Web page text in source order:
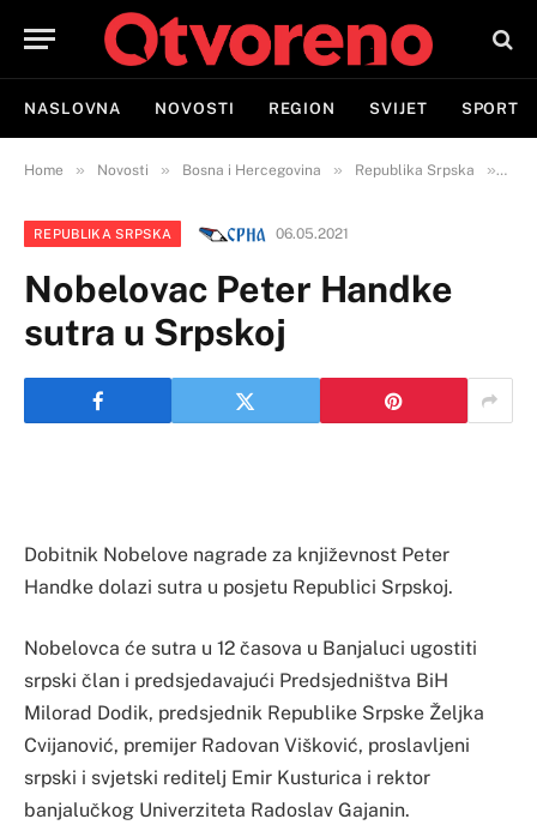
NASLOVNA NOVOSTI REGION SVIJET SPORT
Home » Novosti » Bosna i Hercegovina » Republika Srpska »
REPUBLIKA SRPSKA 06.05.2021
Nobelovac Peter Handke
sutra u Srpskoj
Dobitnik Nobelove nagrade za književnost Peter
Handke dolazi sutra u posjetu Republici Srpskoj.
Nobelovca će sutra u 12 časova u Banjaluci ugostiti
srpski član i predsjedavajući Predsjedništva BiH
Milorad Dodik, predsjednik Republike Srpske Željka
Cvijanović, premijer Radovan Višković, proslavljeni
srpski i svjetski reditelj Emir Kusturica i rektor
banjalučkog Univerziteta Radoslav Gajanin.